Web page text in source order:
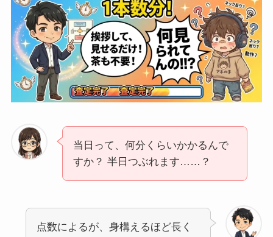
当日って、何分くらいかかるんで
すか？ 半日つぶれます……？
点数によるが、身構えるほど長く